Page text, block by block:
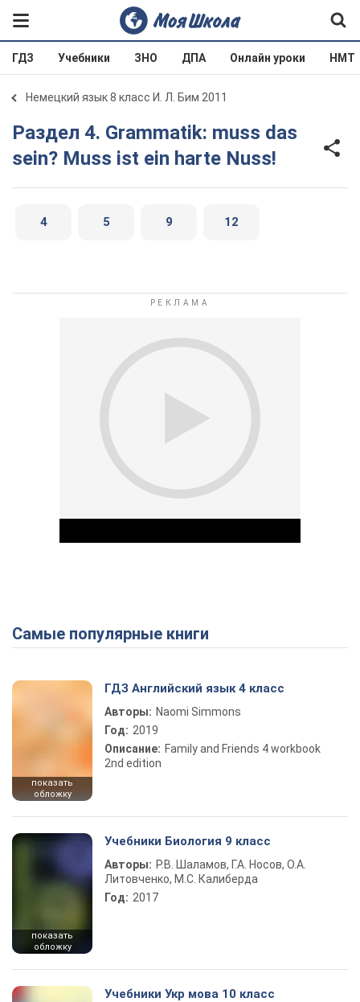
ГДЗ Учебники ЗНО ДПА Онлайн уроки НМТ
Немецкий язык 8 класс И. Л. Бим 2011
Раздел 4. Grammatik: muss das
sein? Muss ist ein harte Nuss!
4 5 9 12
Play Video
Самые популярные книги
показать
обложку
ГДЗ Английский язык 4 класс
Авторы: Naomi Simmons
Год: 2019
Описание: Family and Friends 4 workbook
2nd edition
показать
обложку
Учебники Биология 9 класс
Авторы: Р.В. Шаламов, Г.А. Носов, О.А.
Литовченко, М.С. Калиберда
Год: 2017
Учебники Укр мова 10 класс